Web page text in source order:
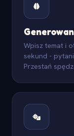
Wpisz temat i
sekund -
Przestań